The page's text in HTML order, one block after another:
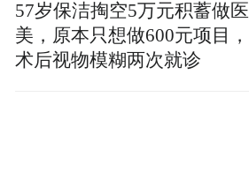
57岁保洁掏空5万元积蓄做医
美，原本只想做600元项目，
术后视物模糊两次就诊